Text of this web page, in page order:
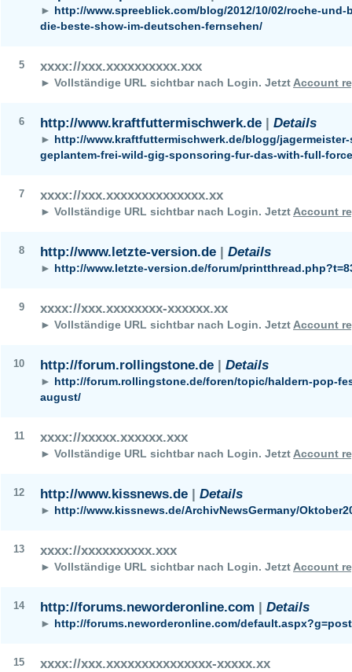
► http://www.spreeblick.com/blog/2012/10/02/roche-und-
die-beste-show-im-deutschen-fernsehen/
5 xxxx://xxx.xxxxxxxxxx.xxx
► Vollständige URL sichtbar nach Login. Jetzt Account
6 http://www.kraftfuttermischwerk.de | Details
► http://www.kraftfuttermischwerk.de/blogg/
geplantem-frei-wild-gig-sponsoring-fur-das-with-full-
7 xxxx://xxx.xxxxxxxxxxxxxx.xx
► Vollständige URL sichtbar nach Login. Jetzt Account
8 http://www.letzte-version.de | Details
► http://www.letzte-version.de/forum/
9 xxxx://xxx.xxxxxxxx-xxxxxx.xx
► Vollständige URL sichtbar nach Login. Jetzt Account
10 http://forum.rollingstone.de | Details
► http://forum.rollingstone.de/foren/topic/haldern-pop-
august/
11 xxxx://xxxxx.xxxxxx.xxx
► Vollständige URL sichtbar nach Login. Jetzt Account
12 http://www.kissnews.de | Details
► http://www.kissnews.de/ArchivNewsGermany/
13 xxxx://xxxxxxxxxx.xxx
► Vollständige URL sichtbar nach Login. Jetzt Account
14 http://forums.neworderonline.com | Details
► http://forums.neworderonline.com/
15 xxxx://xxx.xxxxxxxxxxxxxxx-xxxxx.xx